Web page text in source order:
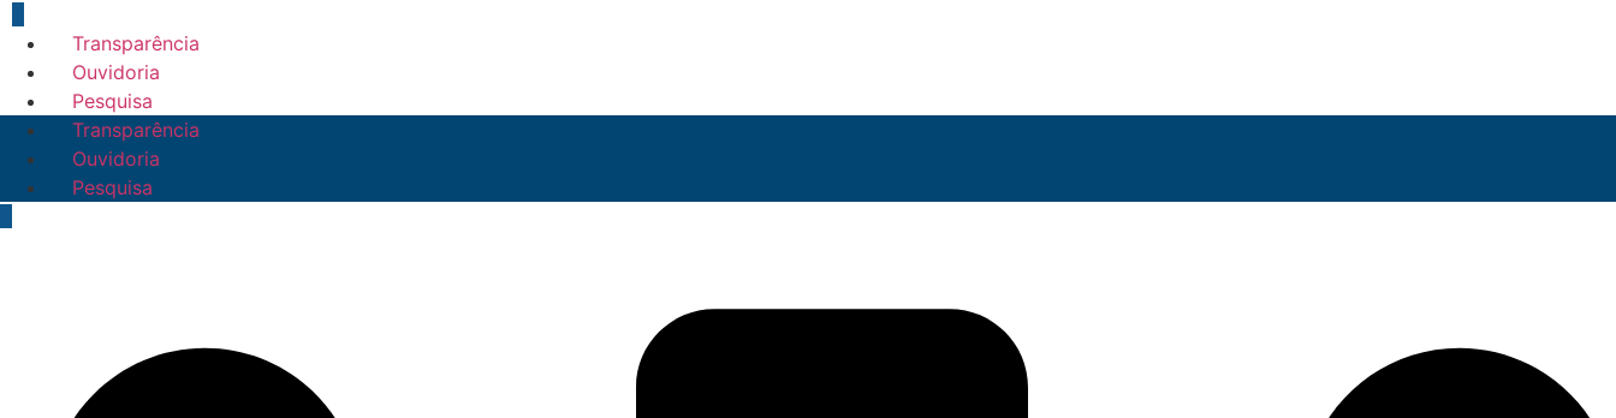
Transparência
Ouvidoria
Pesquisa
Transparência
Ouvidoria
Pesquisa